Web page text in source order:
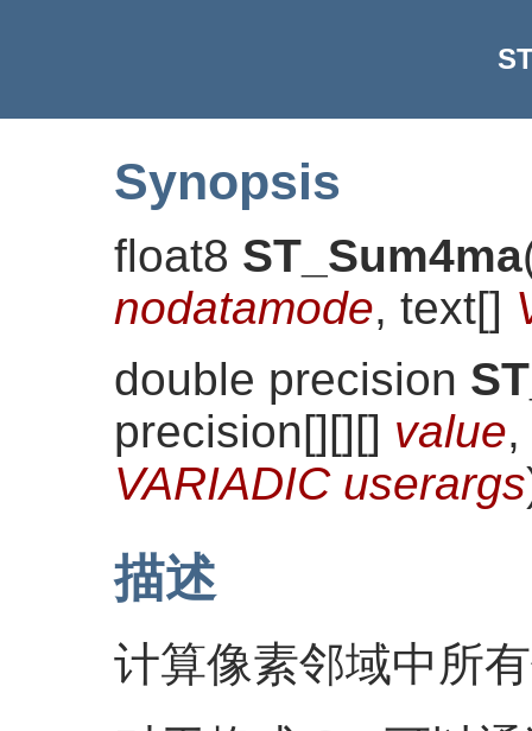
Synopsis
float8 ST_Sum4ma
nodatamode, text[]
double precision
precision[][][] value
VARIADIC userargs
描述
计算像素邻域中所